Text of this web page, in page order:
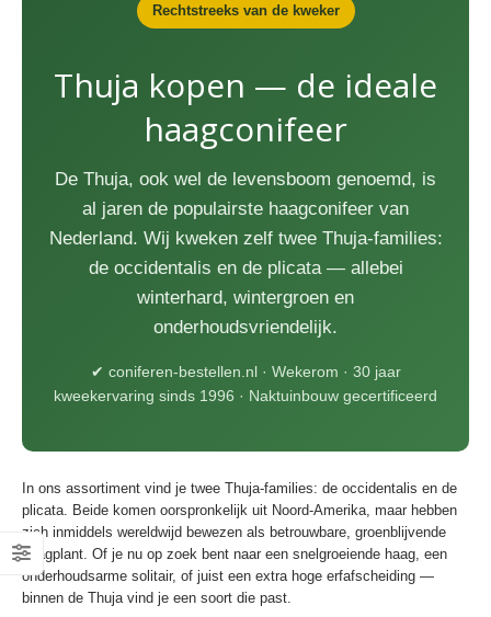
Rechtstreeks van de kweker
Thuja kopen — de ideale
haagconifeer
De Thuja, ook wel de levensboom genoemd, is
al jaren de populairste haagconifeer van
Nederland. Wij kweken zelf twee Thuja-families:
de occidentalis en de plicata — allebei
winterhard, wintergroen en
onderhoudsvriendelijk.
✔ coniferen-bestellen.nl · Wekerom · 30 jaar
kweekervaring sinds 1996 · Naktuinbouw gecertificeerd
In ons assortiment vind je twee Thuja-families: de occidentalis en de
plicata. Beide komen oorspronkelijk uit Noord-Amerika, maar hebben
zich inmiddels wereldwijd bewezen als betrouwbare, groenblijvende
haagplant. Of je nu op zoek bent naar een snelgroeiende haag, een
onderhoudsarme solitair, of juist een extra hoge erfafscheiding —
binnen de Thuja vind je een soort die past.